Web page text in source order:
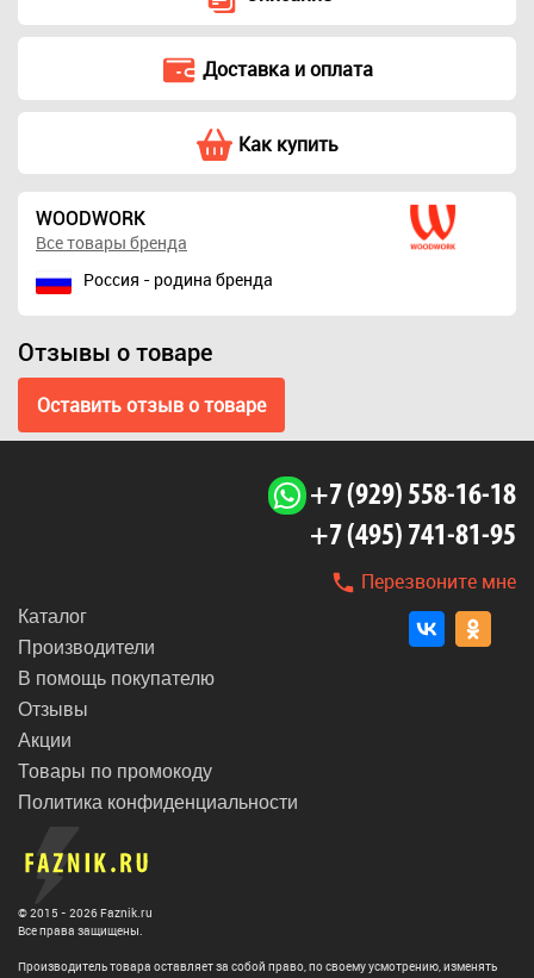
Freud D35 l38,5
Доставка и оплата
Как купить
WOODWORK
Все товары бренда
Россия - родина бренда
Отзывы о товаре
Оставить отзыв о товаре
+7 (929) 558-16-18
+7 (495) 741-81-95
Перезвоните мне
Каталог
Производители
В помощь покупателю
Отзывы
Акции
Товары по промокоду
Политика конфиденциальности
© 2015 - 2026 Faznik.ru
Все права защищены.
Производитель товара оставляет за собой право, по своему усмотрению, изменять